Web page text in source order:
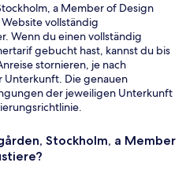
a Member of Design
vollständig
Wenn du einen vollständig
gebucht hast, kannst du bis
stornieren, je nach
Unterkunft. Die genauen
der jeweiligen Unterkunft
Stockholm, a Member